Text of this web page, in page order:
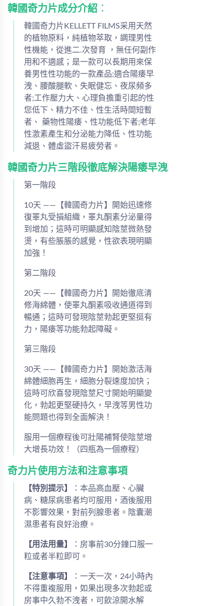
韓國奇力片成分介紹 ：
韓國奇力片KELLETT FILMS采用天然
的植物原料，純植物萃取，調理男性
性機能，從進二.次發育 ，無任何副作
用和不適感；是一款可以長期用來保
養男性性功能的一款產品;適合陽痿早
洩、腰酸腿軟、失眠健忘、夜尿頻多
者;工作壓力大、心理負擔重引起的性
您低下、精力不佳、性生活時間短暫
者、 藥物性陽痿、性功能低下者;老年
性激素產生和分泌能力降低、性功能
減退、體虛盜汗易疲勞者。
韓國奇力片三階段徹底解決陽痿早洩
第一階段
10天 ——【韓國奇力片】開始迅速修
復睪丸受損組織，睪丸酮素分泌量得
到增加；這時可明顯感知陰莖微熱發
燙，有些脹脹的感覺，性欲表現明顯
加強！
第二階段
20天 ——【韓國奇力片】開始徹底清
修海綿體，使睪丸酮素吸收通道得到
暢通；這時可發現陰莖勃起更堅挺有
力，陽痿等功能勃起障礙。
第三階段
30天 ——【韓國奇力片】開始激活海
綿體細胞再生，細胞分裂速度加快；
這時可欣喜發現陰莖尺寸開始明顯變
化，勃起更堅硬持久，早洩等男性功
能問題也得到全面解決！
服用一個療程後可壯陽補腎使陰莖增
大增長功效！（四瓶為一個療程）
奇力片使用方法和注意事項
【特別提示】
：本品高血壓、心臟
病、糖尿病患者均可服用，酒後服用
不影響效果，對前列腺患者。陰囊潮
濕患者有良好治療。
【用法用量】
：房事前30分鐘口服一
粒或者半粒即可。
【注意事項】
：一天一次，24小時內
不得重複服用，如果出現多次勃起或
房事中久勃不洩者，可飲涼開水解